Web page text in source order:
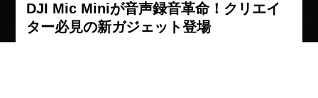
DJI Mic Miniが音声録音革命！クリエイ
ター必見の新ガジェット登場